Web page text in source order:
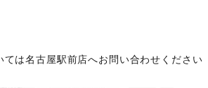
ては名古屋駅前店へお問い合わせください